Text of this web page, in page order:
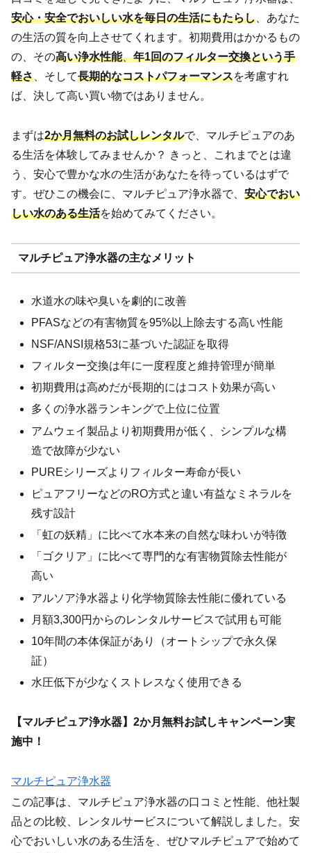
安心・安全でおいしい水を毎日の生活にもたらし 、あなた
の生活の質を向上させてくれます。初期費用はかかるもの
の、その高い浄水性能、年1回のフィルター交換という手
軽さ 、そして長期的なコストパフォーマンスを考慮すれ
ば、決して高い買い物ではありません。
まずは2か月無料のお試しレンタルで、マルチピュアのあ
る生活を体験してみませんか？ きっと、これまでとは違
う、安心で豊かな水の生活があなたを待っているはずで
す。ぜひこの機会に、マルチピュア浄水器で、 安心でおい
しい水のある生活を始めてみてください。
マルチピュア浄水器の主なメリット
水道水の味や臭いを劇的に改善
PFASなどの有害物質を95%以上除去する高い性能
NSF/ANSI規格53に基づいた認証を取得
フィルター交換は年に一度程度と維持管理が簡単
初期費用は高めだが長期的にはコスト効果が高い
多くの浄水器ランキングで上位に位置
アムウェイ製品より初期費用が低く、シンプルな構
造で故障が少ない
PUREシリーズよりフィルター寿命が長い
ピュアフリーなどのRO方式と違い有益なミネラルを
残す設計
「虹の妖精」に比べて水本来の自然な味わいが特徴
「ゴクリア」に比べて専門的な有害物質除去性能が
高い
アルソア浄水器より化学物質除去性能に優れている
月額3,300円からのレンタルサービスで試用も可能
10年間の本体保証があり（オートシップで永久保
証）
水圧低下が少なくストレスなく使用できる
【マルチピュア浄水器】2か月無料お試しキャンペーン実
施中！
マルチピュア浄水器
この記事は、マルチピュア浄水器の口コミと性能、他社製
品との比較、レンタルサービスについて解説しました。安
心でおいしい水のある生活を、ぜひマルチピュアで始めて